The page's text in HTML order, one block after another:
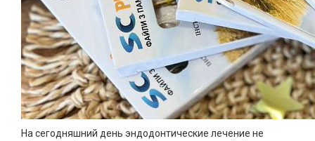
На сегодняшний день эндодонтические лечение не